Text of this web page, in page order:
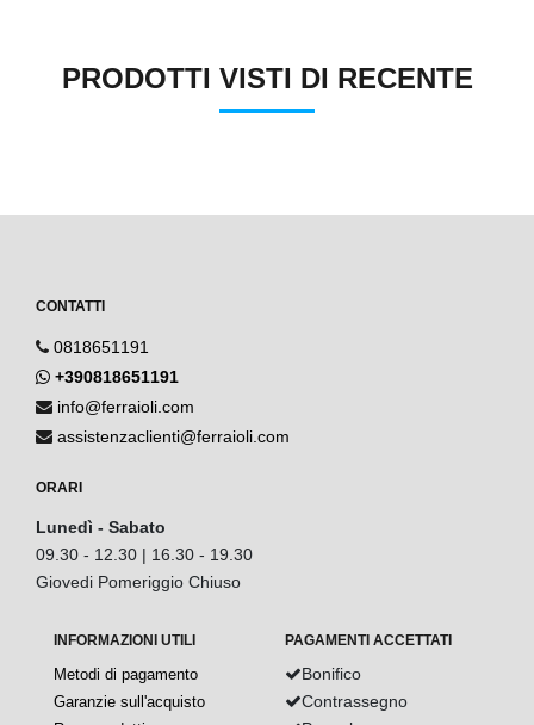
PRODOTTI VISTI DI RECENTE
CONTATTI
0818651191
+390818651191
info@ferraioli.com
assistenzaclienti@ferraioli.com
ORARI
Lunedì - Sabato
09.30 - 12.30 | 16.30 - 19.30
Giovedi Pomeriggio Chiuso
INFORMAZIONI UTILI
Metodi di pagamento
Garanzie sull'acquisto
PAGAMENTI ACCETTATI
Bonifico
Contrassegno